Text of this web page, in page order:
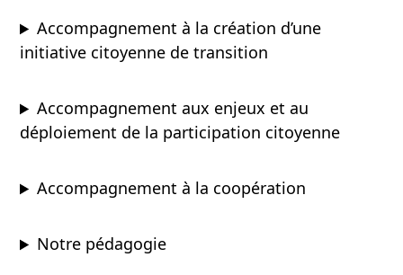
Accompagnement à la création d’une
initiative citoyenne de transition
Accompagnement aux enjeux et au
déploiement de la participation citoyenne
Accompagnement à la coopération
Notre pédagogie